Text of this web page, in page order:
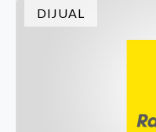
DIJUAL